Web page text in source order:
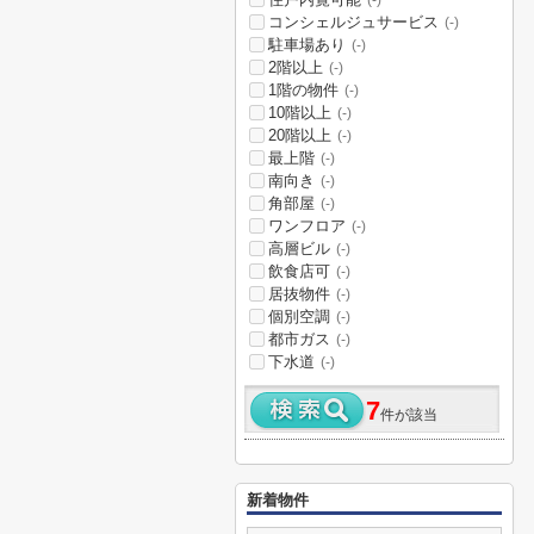
コンシェルジュサービス (-)
駐車場あり (-)
2階以上 (-)
1階の物件 (-)
10階以上 (-)
20階以上 (-)
最上階 (-)
南向き (-)
角部屋 (-)
ワンフロア (-)
高層ビル (-)
飲食店可 (-)
居抜物件 (-)
個別空調 (-)
都市ガス (-)
下水道 (-)
7件が該当
新着物件